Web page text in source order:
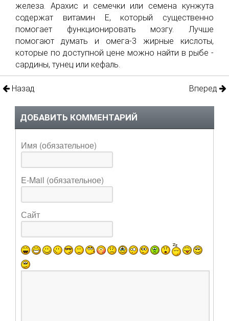
железа. Арахис и семечки или семена кунжута
содержат витамин Е, который существенно
помогает функционировать мозгу. Лучше
помогают думать и омега-3 жирные кислоты,
которые по доступной цене можно найти в рыбе -
сардины, тунец или кефаль.
Назад Вперед
ДОБАВИТЬ КОММЕНТАРИЙ
Имя (обязательное)
E-Mail (обязательное)
Сайт